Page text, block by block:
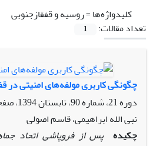
کلیدواژه‌ها =روسیه و قفقازجنوبی
تعداد مقالات:
1
چگونگی کاربری مولفه‌های امنیتی در
دوره 21، شماره 90، تابستان 1394، صفحه
نبی الله ابراهیمی، قاسم اصولی
چکیده پس از فروپاشی اتحاد